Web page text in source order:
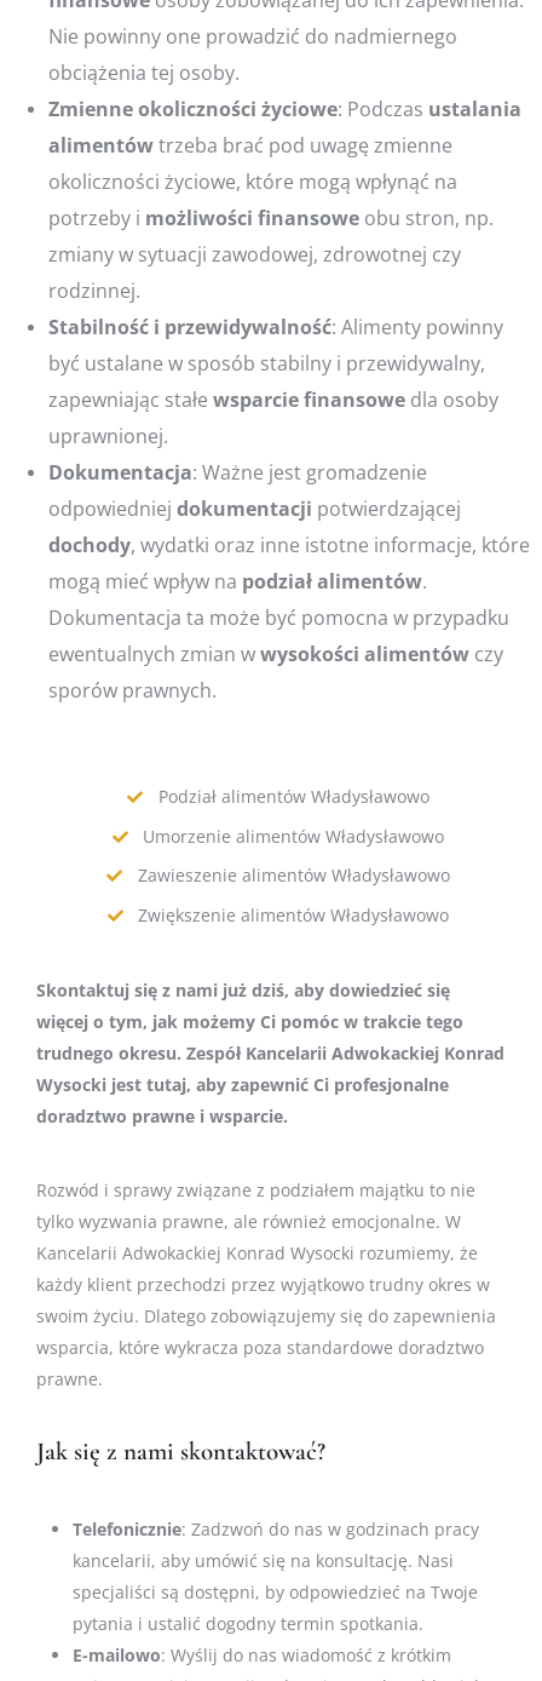
Nie powinny one prowadzić do nadmiernego
obciążenia tej osoby.
Zmienne okoliczności życiowe: Podczas ustalania
alimentówtrzeba brać pod uwagę zmienne
okoliczności życiowe, które mogą wpłynąć na
potrzeby i możliwości finansowe obu stron, np.
zmiany w sytuacji zawodowej, zdrowotnej czy
rodzinnej.
Stabilność i przewidywalność: Alimenty powinny
być ustalane w sposób stabilny i przewidywalny,
zapewniając stałe wsparciefinansowe dla osoby
uprawnionej.
Dokumentacja: Ważne jest gromadzenie
odpowiedniej dokumentacji potwierdzającej
dochody, wydatki oraz inne istotne informacje, które
mogą mieć wpływ na podziałalimentów.
Dokumentacja ta może być pomocna w przypadku
ewentualnych zmian wwysokości alimentów czy
sporów prawnych.
Podział alimentów Władysławowo
Umorzenie alimentów Władysławowo
Zawieszenie alimentów Władysławowo
Zwiększenie alimentów Władysławowo
Skontaktuj się z nami już dziś, aby dowiedzieć się
więcej o tym, jak możemy Ci pomóc w trakcie tego
trudnego okresu. Zespół Kancelarii Adwokackiej Konrad
Wysocki jest tutaj, aby zapewnić Ci profesjonalne
doradztwo prawne i wsparcie.
Rozwód i sprawy związane z podziałem majątku to nie
tylko wyzwania prawne, ale również emocjonalne. W
Kancelarii Adwokackiej Konrad Wysocki rozumiemy, że
każdy klient przechodzi przez wyjątkowo trudny okres w
swoim życiu. Dlatego zobowiązujemy się do zapewnienia
wsparcia, które wykracza poza standardowe doradztwo
prawne.
Jak się z nami skontaktować?
Telefonicznie: Zadzwoń do nas w godzinach pracy
kancelarii, aby umówić się na konsultację. Nasi
specjaliści są dostępni, by odpowiedzieć na Twoje
pytania i ustalić dogodny termin spotkania.
E-mailowo: Wyślij do nas wiadomość z krótkim